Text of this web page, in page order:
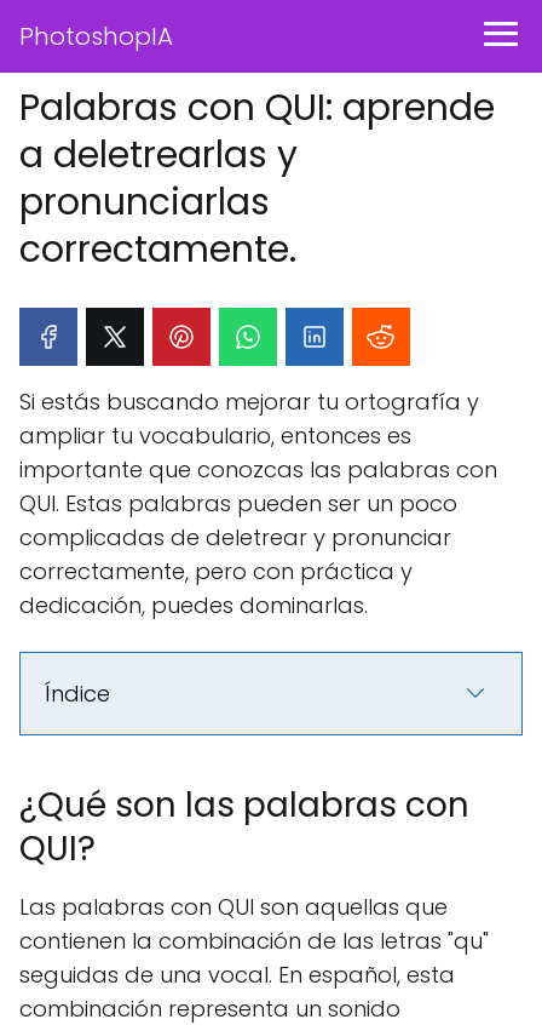
PhotoshopIA
Palabras con QUI: aprende
a deletrearlas y
pronunciarlas
correctamente.
Si estás buscando mejorar tu ortografía y
ampliar tu vocabulario, entonces es
importante que conozcas las palabras con
QUI. Estas palabras pueden ser un poco
complicadas de deletrear y pronunciar
correctamente, pero con práctica y
dedicación, puedes dominarlas.
Índice
¿Qué son las palabras con
QUI?
Las palabras con QUI son aquellas que
contienen la combinación de las letras "qu"
seguidas de una vocal. En español, esta
combinación representa un sonido